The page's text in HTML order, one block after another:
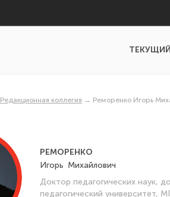
Редакционная коллегия → Реморенко Игорь
РЕМОРЕНКО
Игорь Михайлович
Доктор педагогических наук,
педагогический университет,